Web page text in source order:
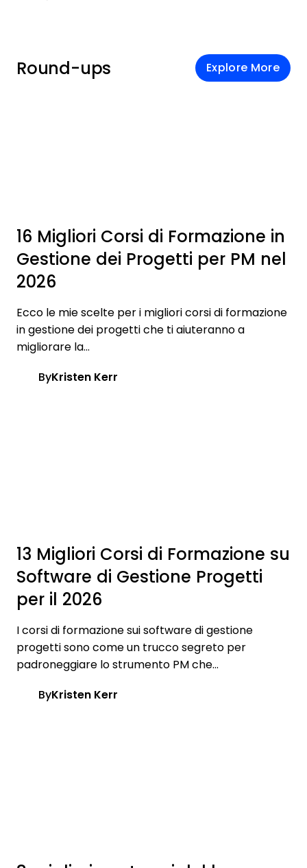
Round-ups Explore More
16 Migliori Corsi di Formazione in
Gestione dei Progetti per PM nel
2026
Ecco le mie scelte per i migliori corsi di formazione
in gestione dei progetti che ti aiuteranno a
migliorare la...
ByKristen Kerr
13 Migliori Corsi di Formazione su
Software di Gestione Progetti
per il 2026
I corsi di formazione sui software di gestione
progetti sono come un trucco segreto per
padroneggiare lo strumento PM che...
ByKristen Kerr